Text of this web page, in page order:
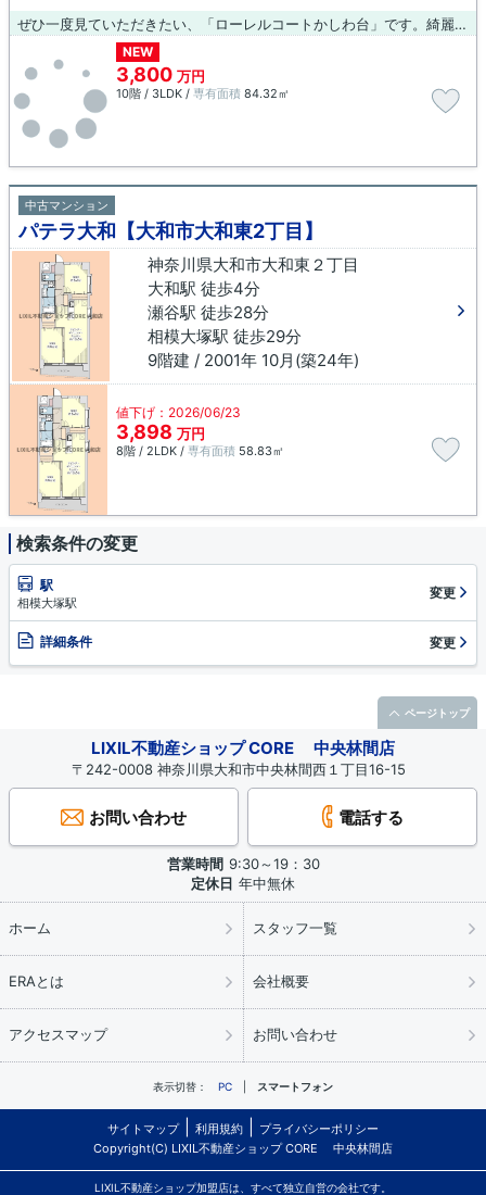
ぜひ一度見ていただきたい、「ローレルコートかしわ台」です。綺麗に整備された中古マンションで清潔感を感じます。機能性と見た目の両方を併せ持った外観タイル張りの物件はいかがですか。地上10階建ての物件です。不動産のことで当社にご要望やご不明な点などがあれば、メール若しくはお電話でご連絡ください。経験豊富なプロのスタッフがしっかりとお応え致します。
NEW
3,800 万円
10階 / 3LDK / 専有面積 84.32㎡
中古マンション
パテラ大和【大和市大和東2丁目】
神奈川県大和市大和東２丁目
大和駅 徒歩4分
瀬谷駅 徒歩28分
相模大塚駅 徒歩29分
9階建 / 2001年 10月(築24年)
値下げ：2026/06/23
3,898 万円
8階 / 2LDK / 専有面積 58.83㎡
検索条件の変更
駅
相模大塚駅
変更
詳細条件 変更
LIXIL不動産ショップ CORE 中央林間店
〒242-0008 神奈川県大和市中央林間西１丁目16-15
お問い合わせ 電話する
営業時間 9:30～19：30
定休日 年中無休
ホーム スタッフ一覧
ERAとは 会社概要
アクセスマップ お問い合わせ
表示切替： PC スマートフォン
サイトマップ 利用規約
プライバシーポリシー
Copyright(C) LIXIL不動産ショップ CORE 中央林間店
LIXIL不動産ショップ加盟店は、すべて独立自営の会社です。
ページトップ